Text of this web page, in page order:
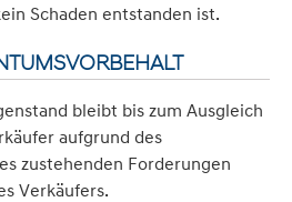
Schaden entstanden ist.
bleibt bis zum Ausgleich
aufgrund des
zustehenden Forderungen
Verkäufers.